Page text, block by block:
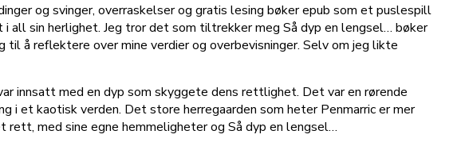
og svinger, overraskelser og gratis lesing bøker epub som et puslespill
sin herlighet. Jeg tror det som tiltrekker meg Så dyp en lengsel… bøker
å reflektere over mine verdier og overbevisninger. Selv om jeg likte
innsatt med en dyp som skyggete dens rettlighet. Det var en rørende
et kaotisk verden. Det store herregaarden som heter Penmarric er mer
med sine egne hemmeligheter og Så dyp en lengsel…